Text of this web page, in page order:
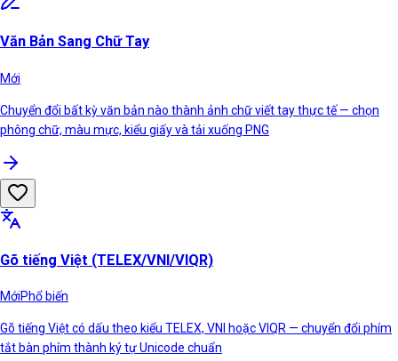
Văn Bản Sang Chữ Tay
Mới
Chuyển đổi bất kỳ văn bản nào thành ảnh chữ viết tay thực tế — chọn
phông chữ, màu mực, kiểu giấy và tải xuống PNG
Gõ tiếng Việt (TELEX/VNI/VIQR)
MớiPhổ biến
Gõ tiếng Việt có dấu theo kiểu TELEX, VNI hoặc VIQR — chuyển đổi phím
tắt bàn phím thành ký tự Unicode chuẩn